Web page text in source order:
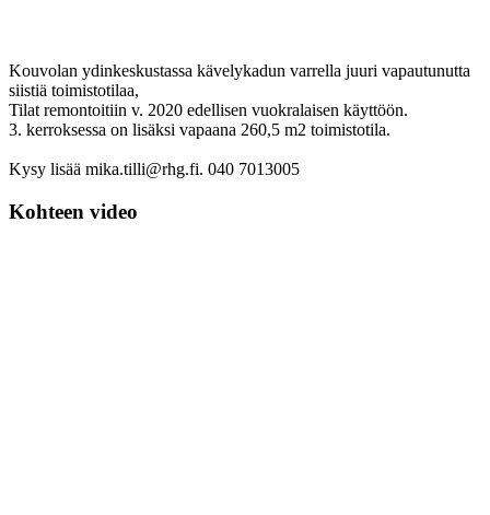
Kouvolan ydinkeskustassa kävelykadun varrella juuri vapautunutta
siistiä toimistotilaa,
Tilat remontoitiin v. 2020 edellisen vuokralaisen käyttöön.
3. kerroksessa on lisäksi vapaana 260,5 m2 toimistotila.
Kysy lisää mika.tilli@rhg.fi. 040 7013005
Kohteen video